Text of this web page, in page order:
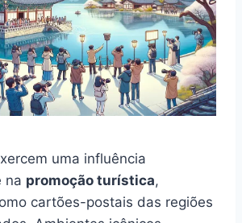
uma influência
na promoção turística,
cartões-postais das regiões